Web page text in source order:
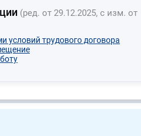
(ред. от 29.12.2025, с изм. от
условий трудового договора